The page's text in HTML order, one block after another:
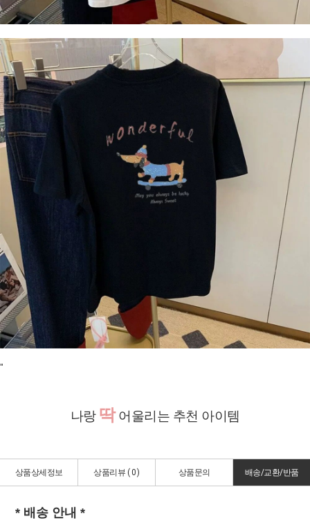
"
나랑 딱어울리는 추천 아이템
상품상세정보 상품리뷰 ( 0) 상품문의 배송/교환/반품
* 배송 안내 *